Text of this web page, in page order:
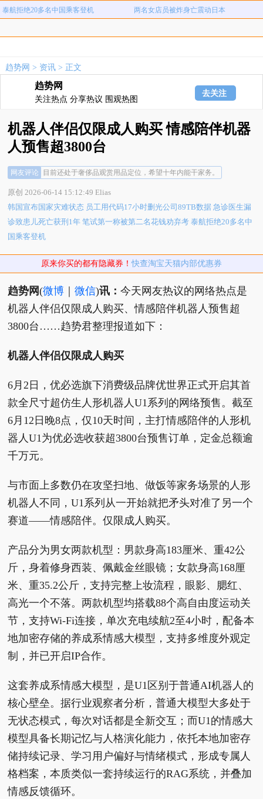
泰航拒绝20多名中国乘客登机 两名女店员被炸身亡震动日本
韩国宣布国家灾难状态
急诊医生漏诊致患儿死亡获刑1年
泰航拒绝20多名中国乘客登机 两名女店员被炸身亡震动日本
女子称遭法院工作人员殴打扒衣羞辱 维也纳国际酒店客房遍布吸饱血的床虱
趋势网 > 资讯> 正文
趋势网
关注热点 分享热议 围观热图
去关注
机器人伴侣仅限成人购买 情感陪伴机器
人预售超3800台
网友评论 目前还处于奢侈品观赏用品定位，希望十年内能干家务。
原创 2026-06-14 15:12:49 Elias
韩国宣布国家灾难状态 员工用代码17小时删光公司89TB数据 急诊医生漏
诊致患儿死亡获刑1年 笔试第一称被第二名花钱劝弃考 泰航拒绝20多名中
国乘客登机
原来你买的都有隐藏券！快查淘宝天猫内部优惠券
趋势网(微博 ｜微信)讯：今天网友热议的网络热点是
机器人伴侣仅限成人购买、情感陪伴机器人预售超
3800台……趋势君整理报道如下：
机器人伴侣仅限成人购买
6月2日，优必选旗下消费级品牌优世界正式开启其首
款全尺寸超仿生人形机器人U1系列的网络预售。截至
6月12日晚8点，仅10天时间，主打情感陪伴的人形机
器人U1为优必选收获超3800台预售订单，定金总额逾
千万元。
与市面上多数仍在攻坚扫地、做饭等家务场景的人形
机器人不同，U1系列从一开始就把矛头对准了另一个
赛道——情感陪伴。仅限成人购买。
产品分为男女两款机型：男款身高183厘米、重42公
斤，身着修身西装、佩戴金丝眼镜；女款身高168厘
米、重35.2公斤，支持完整上妆流程，眼影、腮红、
高光一个不落。两款机型均搭载88个高自由度运动关
节，支持Wi-Fi连接，单次充电续航2至4小时，配备本
地加密存储的养成系情感大模型，支持多维度外观定
制，并已开启IP合作。
这套养成系情感大模型，是U1区别于普通AI机器人的
核心壁垒。据行业观察者分析，普通大模型大多处于
无状态模式，每次对话都是全新交互；而U1的情感大
模型具备长期记忆与人格演化能力，依托本地加密存
储持续记录、学习用户偏好与情绪模式，形成专属人
格档案，本质类似一套持续运行的RAG系统，并叠加
情感反馈循环。